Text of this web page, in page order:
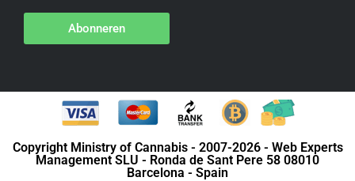
Abonneren
Copyright Ministry of Cannabis - 2007-2026 - Web Experts
Management SLU - Ronda de Sant Pere 58 08010
Barcelona - Spain